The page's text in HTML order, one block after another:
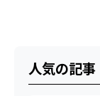
人気の記事